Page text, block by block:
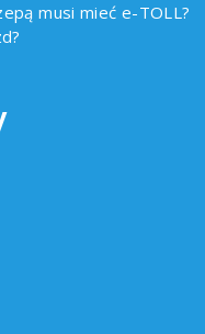
musi mieć e-TOLL?